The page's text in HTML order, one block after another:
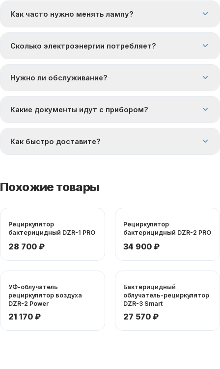
Как часто нужно менять лампу?
Сколько электроэнергии потребляет?
Нужно ли обслуживание?
Какие документы идут с прибором?
Как быстро доставите?
Похожие товары
Рециркулятор
бактерицидный DZR-1 PRO
28 700 ₽
Рециркулятор
бактерицидный DZR-2 PRO
34 900 ₽
УФ-облучатель
рециркулятор воздуха
DZR-2 Power
21 170 ₽
Бактерицидный
облучатель-рециркулятор
DZR-3 Smart
27 570 ₽